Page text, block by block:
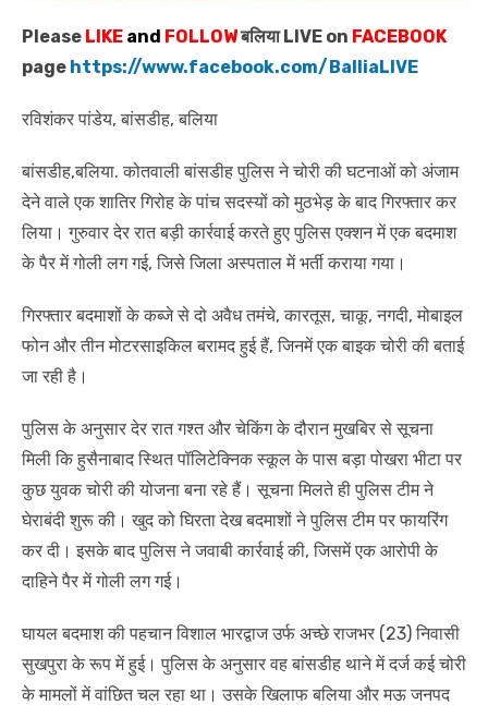
Please LIKE and FOLLOWबलिया LIVE on FACEBOOK
page https://www.facebook.com/BalliaLIVE
रविशंकर पांडेय, बांसडीह, बलिया
बांसडीह,बलिया. कोतवाली बांसडीह पुलिस ने चोरी की घटनाओं को अंजाम
देने वाले एक शातिर गिरोह के पांच सदस्यों को मुठभेड़ के बाद गिरफ्तार कर
लिया। गुरुवार देर रात बड़ी कार्रवाई करते हुए पुलिस एक्शन में एक बदमाश
के पैर में गोली लग गई, जिसे जिला अस्पताल में भर्ती कराया गया।
गिरफ्तार बदमाशों के कब्जे से दो अवैध तमंचे, कारतूस, चाकू, नगदी, मोबाइल
फोन और तीन मोटरसाइकिल बरामद हुई हैं, जिनमें एक बाइक चोरी की बताई
जा रही है।
पुलिस के अनुसार देर रात गश्त और चेकिंग के दौरान मुखबिर से सूचना
मिली कि हुसैनाबाद स्थित पॉलिटेक्निक स्कूल के पास बड़ा पोखरा भीटा पर
कुछ युवक चोरी की योजना बना रहे हैं। सूचना मिलते ही पुलिस टीम ने
घेराबंदी शुरू की। खुद को घिरता देख बदमाशों ने पुलिस टीम पर फायरिंग
कर दी। इसके बाद पुलिस ने जवाबी कार्रवाई की, जिसमें एक आरोपी के
दाहिने पैर में गोली लग गई।
घायल बदमाश की पहचान विशाल भारद्वाज उर्फ अच्छे राजभर (23) निवासी
सुखपुरा के रूप में हुई। पुलिस के अनुसार वह बांसडीह थाने में दर्ज कई चोरी
के मामलों में वांछित चल रहा था। उसके खिलाफ बलिया और मऊ जनपद